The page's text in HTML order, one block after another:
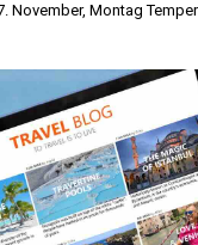
November, Montag